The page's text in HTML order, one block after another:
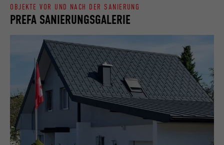
PREFA SANIERUNGSGALERIE
OBJEKTE VOR UND NACH DER SANIERUNG
Name bcookie
Anbieter LinkedIn
Laufzeit 2 Jahre
Zweck
Verwendet vom Social-Networking-Dienst
LinkedIn für die Verfolgung der
Verwendung von eingebetteten
Dienstleistungen.